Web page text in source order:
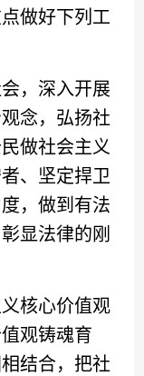
做好下列工
，深入开展
念，弘扬社
做社会主义
、坚定捍卫
，做到有法
显法律的刚
核心价值观
观铸魂育
结合，把社